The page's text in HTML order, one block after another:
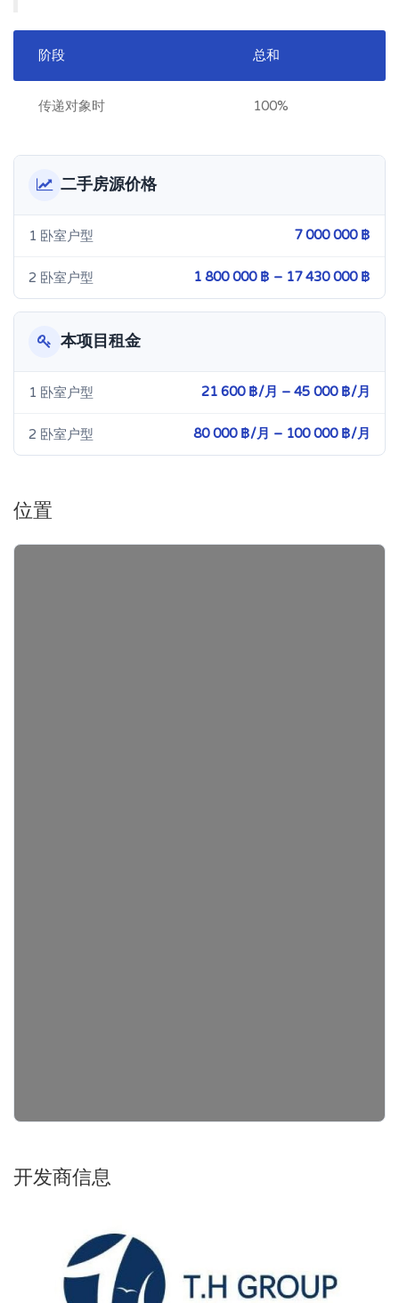
阶段 总和
传递对象时 100%
二手房源价格
1 卧室户型 7 000 000 ฿
2 卧室户型 1 800 000 ฿ – 17 430 000 ฿
本项目租金
1 卧室户型 21 600 ฿/月 – 45 000 ฿/月
2 卧室户型 80 000 ฿/月 – 100 000 ฿/月
位置
开发商信息